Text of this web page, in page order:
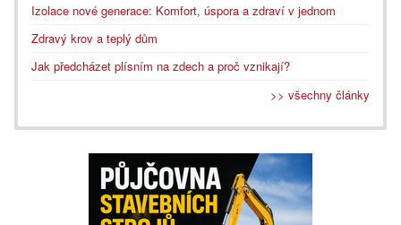
Izolace nové generace: Komfort, úspora a zdraví v jednom
Zdravý krov a teplý dům
Jak předcházet plísním na zdech a proč vznikají?
>> všechny články